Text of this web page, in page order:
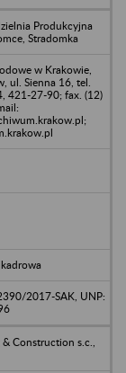
Produkcyjna
Stradomka
w Krakowie,
ul. Sienna 16, tel.
421-27-90; fax. (12)
2017-SAK, UNP:
Construction s.c.,